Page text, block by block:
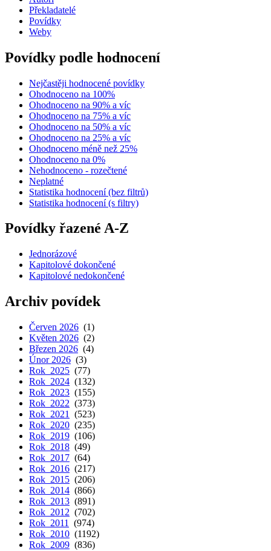
Překladatelé
Povídky
Weby
Povídky podle hodnocení
Nejčastěji hodnocené povídky
Ohodnoceno na 100%
Ohodnoceno na 90% a víc
Ohodnoceno na 75% a víc
Ohodnoceno na 50% a víc
Ohodnoceno na 25% a víc
Ohodnoceno méně než 25%
Ohodnoceno na 0%
Nehodnoceno - rozečtené
Neplatné
Statistika hodnocení (bez filtrů)
Statistika hodnocení (s filtry)
Povídky řazené A-Z
Jednorázové
Kapitolové dokončené
Kapitolové nedokončené
Archiv povídek
Červen 2026 (1)
Květen 2026 (2)
Březen 2026 (4)
Únor 2026 (3)
Rok 2025 (77)
Rok 2024 (132)
Rok 2023 (155)
Rok 2022 (373)
Rok 2021
(523)
Rok 2020 (235)
Rok 2019 (106)
Rok 2018 (49)
Rok 2017 (64)
Rok 2016 (217)
Rok 2015 (206)
Rok 2014 (866)
Rok 2013 (891)
Rok 2012 (702)
Rok 2011
(974)
Rok 2010 (1192)
Rok 2009 (836)